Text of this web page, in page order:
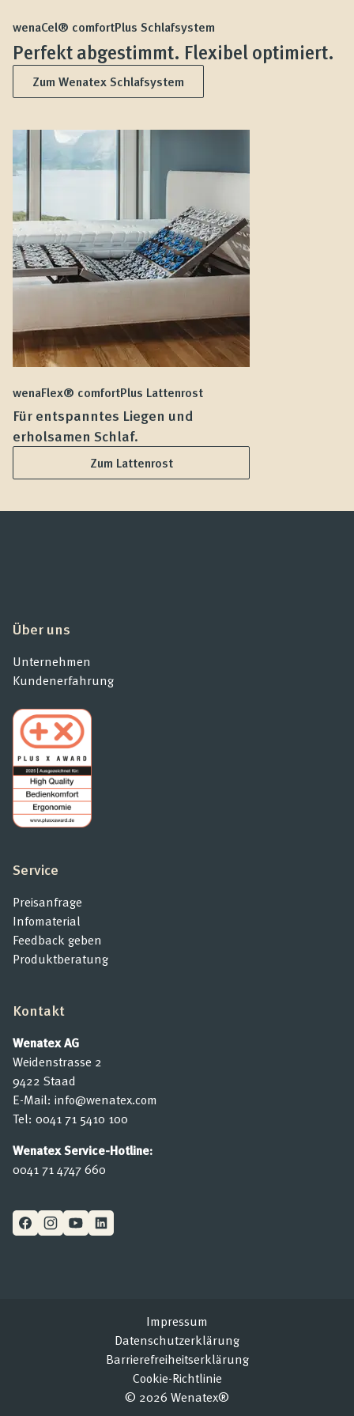
wenaCel® comfortPlus Schlafsystem
Perfekt abgestimmt. Flexibel optimiert.
Zum Wenatex Schlafsystem
wenaFlex® comfortPlus Lattenrost
Für entspanntes Liegen und
erholsamen Schlaf.
Zum Lattenrost
Über uns
Unternehmen
Kundenerfahrung
Service
Preisanfrage
Infomaterial
Feedback geben
Produktberatung
Kontakt
Wenatex AG
Weidenstrasse 2
9422 Staad
E-Mail: info@wenatex.com
Tel: 0041 71 5410 100
Wenatex Service-Hotline:
0041 71 4747 660
© 2026 Wenatex®
Impressum
Datenschutzerklärung
Barrierefreiheitserklärung
Cookie-Richtlinie